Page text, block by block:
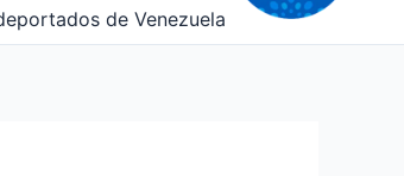
de Venezuela